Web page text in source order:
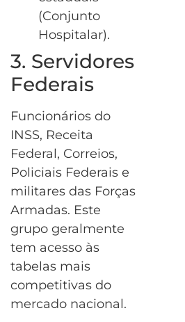
(Conjunto
Hospitalar).
3. Servidores
Federais
Funcionários do
INSS, Receita
Federal, Correios,
Policiais Federais e
militares das Forças
Armadas. Este
grupo geralmente
tem acesso às
tabelas mais
competitivas do
mercado nacional.